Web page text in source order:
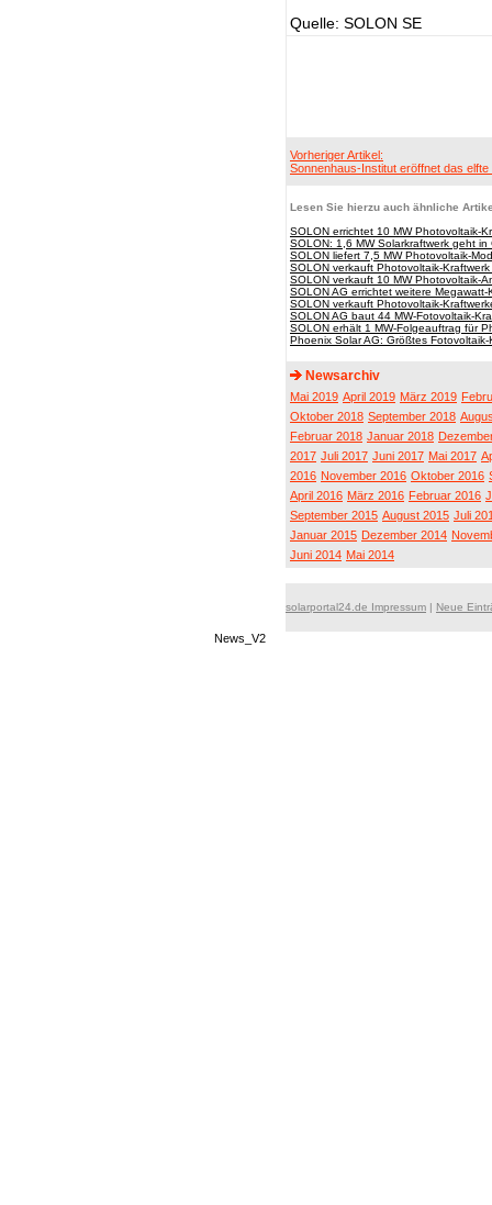
Quelle: SOLON SE
Vorheriger Artikel:
Sonnenhaus-Institut eröffnet das
Lesen Sie hierzu auch ähnliche
SOLON errichtet 10 MW Photovoltaik-
SOLON: 1,6 MW Solarkraftwerk geht
SOLON liefert 7,5 MW Photovoltaik-
SOLON verkauft Photovoltaik-
SOLON verkauft 10 MW Photovoltaik-
SOLON AG errichtet weitere
SOLON verkauft Photovoltaik-
SOLON AG baut 44 MW-Fotovoltaik-
SOLON erhält 1 MW-Folgeauftrag für
Phoenix Solar AG: Größtes
Newsarchiv
Mai 2019 April 2019 März 2019
Oktober 2018 September 2018
Februar 2018 Januar 2018
2017 Juli 2017 Juni 2017 Mai 2017
2016 November 2016 Oktober 2016
April 2016 März 2016 Februar 2016
September 2015 August 2015 Juli
Januar 2015 Dezember 2014
Juni 2014 Mai 2014
solarportal24.de Impressum | Neue
News_V2